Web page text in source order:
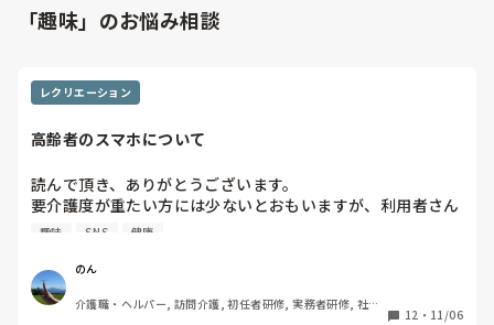
「趣味」のお悩み相談
レクリエーション
高齢者のスマホについて
読んで頂き、ありがとうございます。
要介護度が重たい方には少ないとおもいますが、利用者さん
の中でスマホをもってる方、どのくらいますか？
ないのですが、スマホを持っていて通話機能以外に使えてい
る、活用できている方は何をされているのか、もし見聞きし
ていたら教えてください！写真を撮る、とか万歩計と
趣味 SNS 健康
のん
介護職・ヘルパー, 訪問介護, 初任者研修, 実務者研修, 社会
12 ・ 11/06